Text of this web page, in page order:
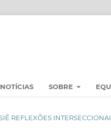
NOTÍCIAS SOBRE
REFLEXÕES